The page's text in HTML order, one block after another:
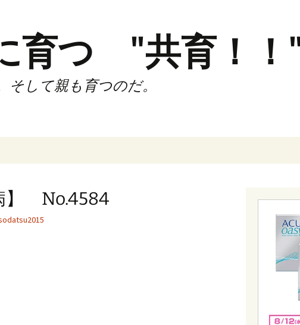
育つ "共育！！
して親も育つのだ。
】 No.4584